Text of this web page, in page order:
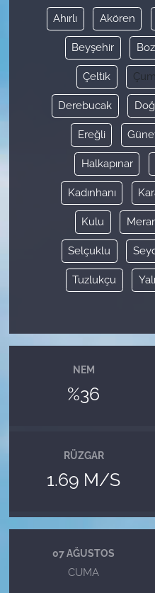
Ahırlı Akören
Beyşehir
Çeltik
Derebucak
Ereğli
Halkapınar
Kadınhanı
Kulu
Selçuklu
Tuzlukçu
NEM
%36
RÜZGAR
1.69 M/S
07 AĞUSTOS
CUMA